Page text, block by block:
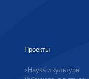
Проекты
«Наука и культура